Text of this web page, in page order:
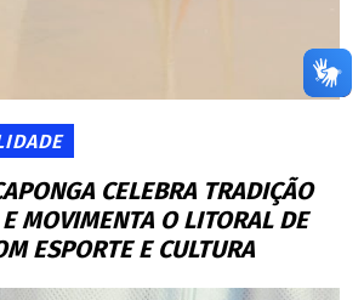
CELEBRA TRADIÇÃO
MOVIMENTA O LITORAL DE
ESPORTE E CULTURA